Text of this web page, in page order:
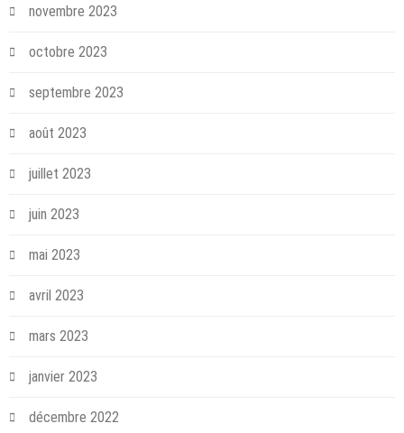
novembre 2023
octobre 2023
septembre 2023
août 2023
juillet 2023
juin 2023
mai 2023
avril 2023
mars 2023
janvier 2023
décembre 2022